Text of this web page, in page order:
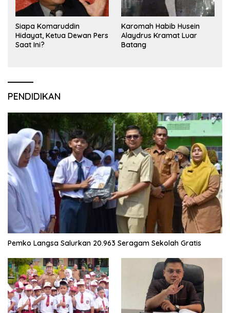
Siapa Komaruddin
Hidayat, Ketua Dewan Pers
Saat Ini?
Karomah Habib Husein
Alaydrus Kramat Luar
Batang
PENDIDIKAN
Pemko Langsa Salurkan 20.963 Seragam Sekolah Gratis